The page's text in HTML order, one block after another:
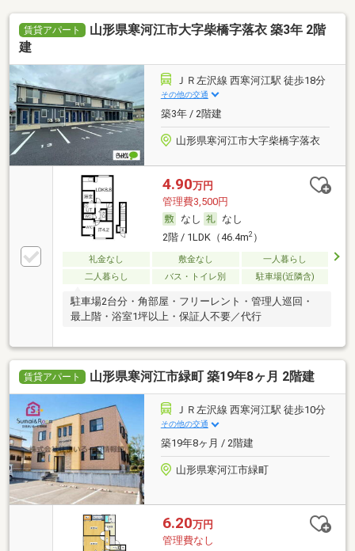
賃貸アパート
山形県寒河江市大字柴橋字落衣 築3年 2階
建
ＪＲ左沢線 西寒河江駅 徒歩18分
その他の交通
築3年 / 2階建
山形県寒河江市大字柴橋字落衣
4.90万円
管理費3,500円
なし
なし
2階 / 1LDK（46.4m2）
礼金なし 敷金なし
一人暮らし
二人暮らし
バス・トイレ別 駐車場(近隣含)
駐車場2台分・角部屋・フリーレント・管理人巡回・
最上階・浴室1坪以上・保証人不要／代行
賃貸アパート 山形県寒河江市緑町 築19年8ヶ月 2階建
ＪＲ左沢線 西寒河江駅 徒歩10分
その他の交通
築19年8ヶ月 / 2階建
山形県寒河江市緑町
6.20万円
管理費なし